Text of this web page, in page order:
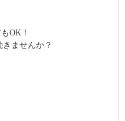
り組める――
OK！
ませんか？